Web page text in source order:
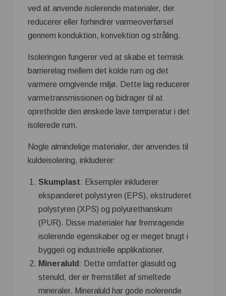
ved at anvende isolerende materialer, der
reducerer eller forhindrer varmeoverførsel
gennem konduktion, konvektion og stråling.
Isoleringen fungerer ved at skabe et termisk
barrierelag mellem det kolde rum og det
varmere omgivende miljø. Dette lag reducerer
varmetransmissionen og bidrager til at
opretholde den ønskede lave temperatur i det
isolerede rum.
Nogle almindelige materialer, der anvendes til
kuldeisolering, inkluderer:
Skumplast: Eksempler inkluderer
ekspanderet polystyren (EPS), ekstruderet
polystyren (XPS) og polyurethanskum
(PUR). Disse materialer har fremragende
isolerende egenskaber og er meget brugt i
byggeri og industrielle applikationer.
Mineraluld : Dette omfatter glasuld og
stenuld, der er fremstillet af smeltede
mineraler. Mineraluld har gode isolerende